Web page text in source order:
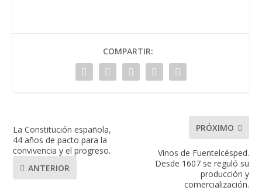
COMPARTIR:
La Constitución española,
44 años de pacto para la
convivencia y el progreso.
ANTERIOR
PRÓXIMO
Vinos de Fuentelcésped.
Desde 1607 se reguló su
producción y
comercialización.